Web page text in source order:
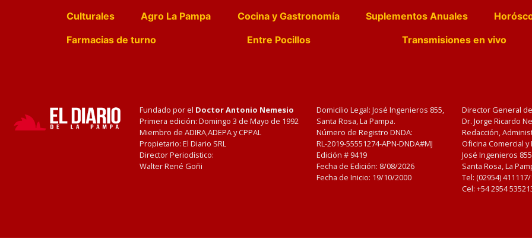
Culturales
Agro La Pampa Cocina y Gastronomía Suplementos Anuales
Farmacias de turno
Entre Pocillos Transmisiones en vivo
Fundado por el Doctor Antonio Nemesio
Primera edición: Domingo 3 de Mayo de 1992
Miembro de ADIRA,ADEPA y CPPAL
Propietario: El Diario SRL
Director Periodístico:
Walter René Goñi
Domicilio Legal: José Ingenieros 855,
Santa Rosa, La Pampa.
Número de Registro DNDA:
RL-2019-55551274-APN-DNDA#MJ
Edición # 9419
Fecha de Edición: 8/08/2026
Fecha de Inicio: 19/10/2000
Director General
Dr. Jorge Ricardo
Redacción,
Oficina Comercial
José Ingenieros
Santa Rosa, La
Tel: (02954)
Cel: +54 2954